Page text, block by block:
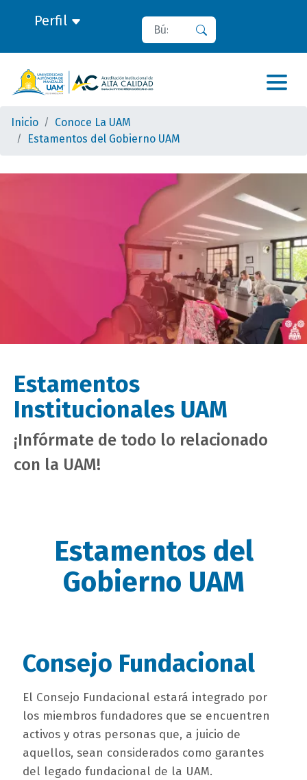
Perfil Buscar
Inicio
Conoce La UAM
Estamentos del Gobierno UAM
Estamentos
Institucionales UAM
¡Infórmate de todo lo relacionado
con la UAM!
Estamentos del
Gobierno UAM
titulo
bloque
texto
Consejo Fundacional
campo
texto
bloque
texto
El Consejo Fundacional estará integrado por
los miembros fundadores que se encuentren
activos y otras personas que, a juicio de
aquellos, sean considerados como garantes
del legado fundacional de la UAM.